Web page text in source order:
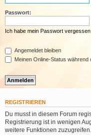
Passwort:
Ich habe mein Passwort vergessen
Angemeldet bleiben
Meinen Online-Status
REGISTRIEREN
Du musst in diesem Forum
Registrierung ist in wenigen
weitere Funktionen